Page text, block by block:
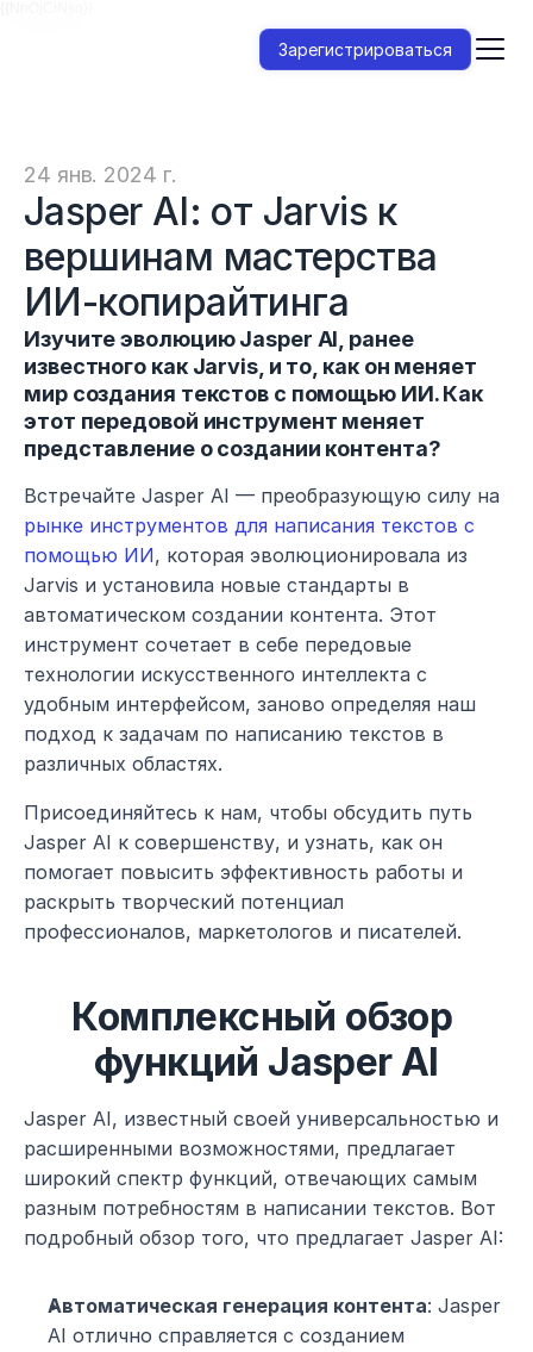
24 янв. 2024 г.
Jasper AI: от Jarvis к
вершинам мастерства
ИИ-копирайтинга
Изучите эволюцию Jasper AI, ранее
известного как Jarvis, и то, как он меняет
мир создания текстов с помощью ИИ. Как
этот передовой инструмент меняет
представление о создании контента?
рынке инструментов для написания текстов с
помощью ИИ, которая эволюционировала из
Jarvis и установила новые стандарты в
автоматическом создании контента. Этот
инструмент сочетает в себе передовые
технологии искусственного интеллекта с
удобным интерфейсом, заново определяя наш
подход к задачам по написанию текстов в
различных областях.
Присоединяйтесь к нам, чтобы обсудить путь
Jasper AI к совершенству, и узнать, как он
помогает повысить эффективность работы и
раскрыть творческий потенциал
профессионалов, маркетологов и писателей.
Комплексный обзор
функций Jasper AI
Jasper AI, известный своей универсальностью и
расширенными возможностями, предлагает
широкий спектр функций, отвечающих самым
разным потребностям в написании текстов. Вот
подробный обзор того, что предлагает Jasper AI:
Автоматическая генерация контента: Jasper
AI отлично справляется с созданием
Зарегистрироваться